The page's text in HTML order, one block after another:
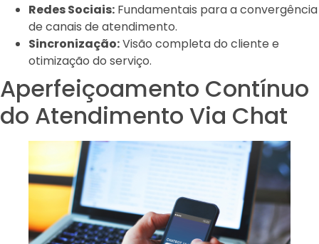
Redes Sociais: Fundamentais para a convergência
de canais de atendimento.
Sincronização:Visão completa do cliente e
otimização do serviço.
Aperfeiçoamento Contínuo
do Atendimento Via Chat